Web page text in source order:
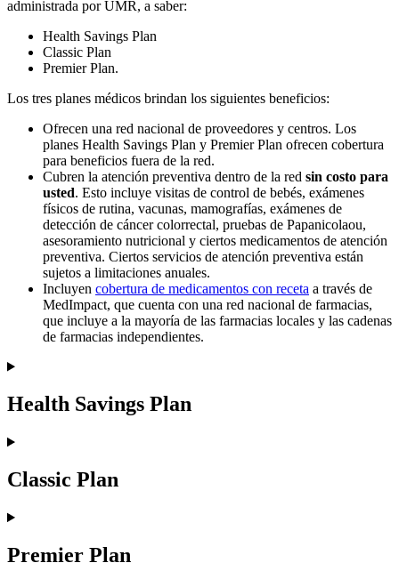
administrada por UMR, a saber:
Health Savings Plan
Classic Plan
Premier Plan.
Los tres planes médicos brindan los siguientes beneficios:
Ofrecen una red nacional de proveedores y centros. Los
planes Health Savings Plan y Premier Plan ofrecen cobertura
para beneficios fuera de la red.
Cubren la atención preventiva dentro de la red sin costo para
usted. Esto incluye visitas de control de bebés, exámenes
físicos de rutina, vacunas, mamografías, exámenes de
detección de cáncer colorrectal, pruebas de Papanicolaou,
asesoramiento nutricional y ciertos medicamentos de atención
preventiva. Ciertos servicios de atención preventiva están
sujetos a limitaciones anuales.
Incluyen cobertura de medicamentos con receta a través de
MedImpact, que cuenta con una red nacional de farmacias,
que incluye a la mayoría de las farmacias locales y las cadenas
de farmacias independientes.
Health Savings Plan
Classic Plan
Premier Plan